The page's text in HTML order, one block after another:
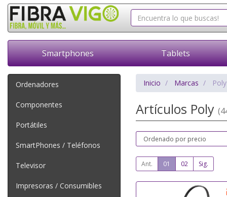
Smartphones Tablets
Ordenadores
Componentes
Portátiles
SmartPhones / Teléfonos
Televisor
Impresoras / Consumibles
Inicio Marcas Poly
Artículos Poly
Ant. 01 02 Sig.